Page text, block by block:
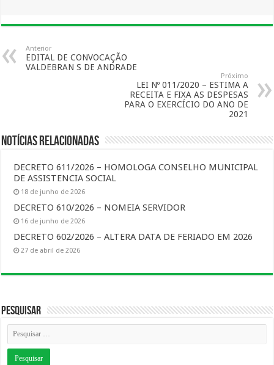
Anterior
EDITAL DE CONVOCAÇÃO
VALDEBRAN S DE ANDRADE
Próximo
LEI Nº 011/2020 – ESTIMA A
RECEITA E FIXA AS DESPESAS
PARA O EXERCÍCIO DO ANO DE
2021
Notícias Relacionadas
DECRETO 611/2026 – HOMOLOGA CONSELHO MUNICIPAL
DE ASSISTENCIA SOCIAL
18 de junho de 2026
DECRETO 610/2026 – NOMEIA SERVIDOR
16 de junho de 2026
DECRETO 602/2026 – ALTERA DATA DE FERIADO EM 2026
27 de abril de 2026
Pesquisar